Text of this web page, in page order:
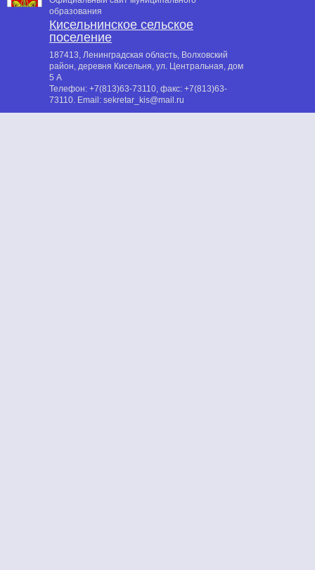
образования
Кисельнинское сельское
поселение
187413, Ленинградская область, Волховский
район, деревня Кисельня, ул. Центральная, дом
5 А
Телефон: +7(813)63-73110, факс: +7(813)63-
73110. Email: sekretar_kis@mail.ru